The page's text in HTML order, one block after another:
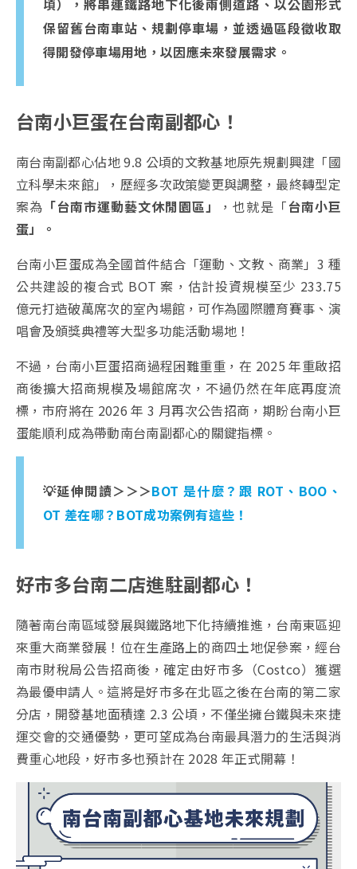
頃），將串連鐵路地下化後兩側道路、以公園形式
保留舊台南車站、規劃停車場，並透過區段徵收取
得開發停車場用地，以因應未來發展需求。
台南小巨蛋在台南副都心！
南台南副都心佔地 9.8 公頃的文教基地原先規劃興建「國
立科學未來館」，歷經多次政策變更與調整，最終轉型定
案為 「台南市運動藝文休閒園區」 ，也就是「台南小巨
蛋」。
台南小巨蛋成為全國首件結合「運動、文教、商業」3 種
公共建設的複合式 BOT 案，估計投資規模至少 233.75
億元打造破萬席次的室內場館，可作為國際體育賽事、演
唱會及頒獎典禮等大型多功能活動場地！
不過，台南小巨蛋招商過程困難重重，在 2025 年重啟招
商後擴大招商規模及場館席次，不過仍然在年底再度流
標，市府將在 2026 年 3 月再次公告招商，期盼台南小巨
蛋能順利成為帶動南台南副都心的關鍵指標。
💡延伸閱讀＞＞＞BOT 是什麼？跟 ROT、BOO、
OT 差在哪？BOT成功案例有這些！
好市多台南二店進駐副都心！
隨著南台南區域發展與鐵路地下化持續推進，台南東區迎
來重大商業發展！位在生產路上的商四土地促參案，經台
南市財稅局公告招商後，確定由好市多（Costco）獲選
為最優申請人。這將是好市多在北區之後在台南的第二家
分店，開發基地面積達 2.3 公頃，不僅坐擁台鐵與未來捷
運交會的交通優勢，更可望成為台南最具潛力的生活與消
費重心地段，好市多也預計在 2028 年正式開幕！